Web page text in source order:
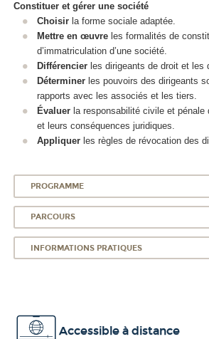
Constituer et gérer une société
Choisirla forme sociale adaptée.
Mettre en œuvreles formalités de
d’immatriculation d’une société.
Différencierles dirigeants de droit et les
Déterminerles pouvoirs des dirigeants
rapports avec les associés et les tiers.
Évaluerla responsabilité civile et pénale
et leurs conséquences juridiques.
Appliquerles règles de révocation des
PROGRAMME
PARCOURS
INFORMATIONS PRATIQUES
Accessible à distance